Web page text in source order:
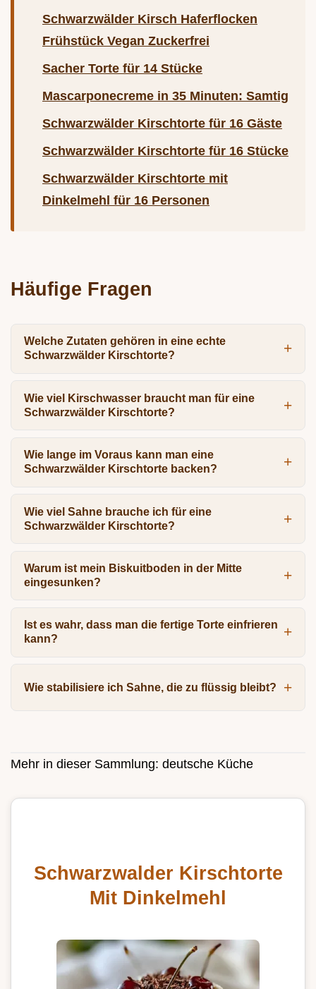
Schwarzwälder Kirsch Haferflocken
Frühstück Vegan Zuckerfrei
Sacher Torte für 14 Stücke
Mascarponecreme in 35 Minuten: Samtig
Schwarzwälder Kirschtorte für 16 Gäste
Schwarzwälder Kirschtorte für 16 Stücke
Schwarzwälder Kirschtorte mit
Dinkelmehl für 16 Personen
Häufige Fragen
Welche Zutaten gehören in eine echte
Schwarzwälder Kirschtorte?
Wie viel Kirschwasser braucht man für eine
Schwarzwälder Kirschtorte?
Wie lange im Voraus kann man eine
Schwarzwälder Kirschtorte backen?
Wie viel Sahne brauche ich für eine
Schwarzwälder Kirschtorte?
Warum ist mein Biskuitboden in der Mitte
eingesunken?
Ist es wahr, dass man die fertige Torte einfrieren
kann?
Wie stabilisiere ich Sahne, die zu flüssig bleibt?
Mehr in dieser Sammlung: deutsche Küche
Schwarzwalder Kirschtorte
Mit Dinkelmehl